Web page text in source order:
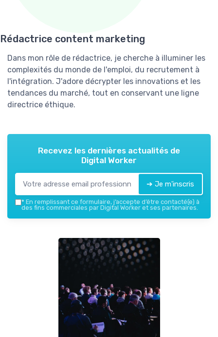
Rédactrice content marketing
Dans mon rôle de rédactrice, je cherche à illuminer les
complexités du monde de l'emploi, du recrutement à
l'intégration. J'adore décrypter les innovations et les
tendances du marché, tout en conservant une ligne
directrice éthique.
Recevez les dernières actualités de
Digital Worker
➔ Je m'inscris
* En remplissant ce formulaire, j’accepte d’être contacté(e) à
des fins commerciales par Digital Worker et ses partenaires.